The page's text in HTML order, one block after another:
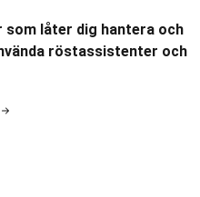
låter dig hantera och
röstassistenter och